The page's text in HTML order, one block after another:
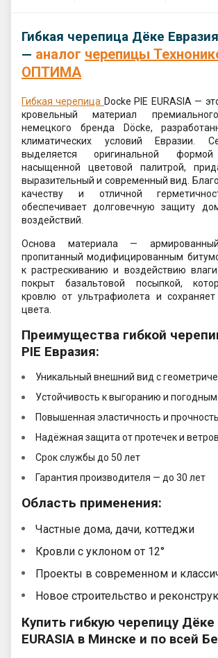
Гибкая черепица Дёке Евразия
— аналог черепицы
ОПТИМА
Гибкая черепица Docke PIE EURASIA —
кровельный материал
немецкого бренда Döcke,
климатических условий Евразии.
выделяется оригинальной
насыщенной цветовой палитрой,
выразительный и современный вид.
качеству и отличной
обеспечивает долговечную защиту
воздействий.
Основа материала — армированный
пропитанный модифицированным
к растрескиванию и воздействию
покрыт базальтовой посыпкой,
кровлю от ультрафиолета и
цвета.
Преимущества гибкой
PIE Евразия:
Уникальный внешний вид с
Устойчивость к выгоранию и
Повышенная эластичность и
Надёжная защита от протечек и
Срок службы до 50 лет
Гарантия производителя — до 30 лет
Область применения:
Частные дома, дачи, коттеджи
Кровли с уклоном от 12°
Проекты в современном и
Новое строительство и
Купить гибкую черепицу Дёке
EURASIA в Минске и по всей